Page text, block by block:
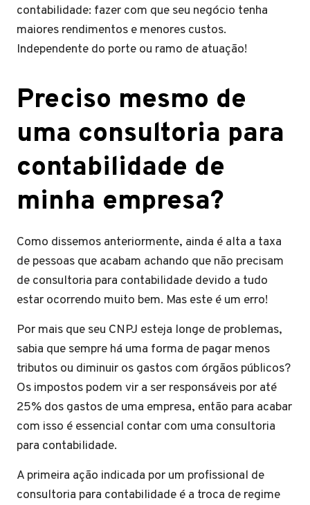
contabilidade: fazer com que seu negócio tenha
maiores rendimentos e menores custos.
Independente do porte ou ramo de atuação!
Preciso mesmo de
uma consultoria para
contabilidade de
minha empresa?
Como dissemos anteriormente, ainda é alta a taxa
de pessoas que acabam achando que não precisam
de consultoria para contabilidade devido a tudo
estar ocorrendo muito bem. Mas este é um erro!
Por mais que seu CNPJ esteja longe de problemas,
sabia que sempre há uma forma de pagar menos
tributos ou diminuir os gastos com órgãos públicos?
Os impostos podem vir a ser responsáveis por até
25% dos gastos de uma empresa, então para acabar
com isso é essencial contar com uma consultoria
para contabilidade.
A primeira ação indicada por um profissional de
consultoria para contabilidade é a troca de regime